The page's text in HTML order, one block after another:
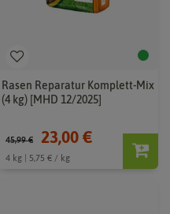
Rasen Reparatur Komplett-Mix
(4 kg) [MHD 12/2025]
45,99 € 23,00 €
4 kg | 5,75 € / kg